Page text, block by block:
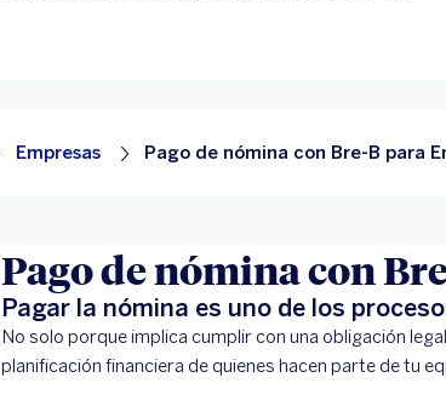
Empresas Pago de nómina con Bre-B para
Pago de nómina con
Pagar la nómina es uno de los
No solo porque implica cumplir con una obligación
planificación financiera de quienes hacen parte de tu